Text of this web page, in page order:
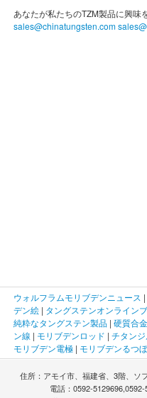
あなたが私たちのTZM製品に興味
sales@chinatungsten.com
ウォルフラムモリブデンニュース |
デン絵 | タングステンオンライン
純粋なタングステン製品 | 硬質合金
ン線 | モリブデンロッド | チタン
モリブデン電極 | モリブデンるつぼ
住所：アモイ市、福建省、3階、ソ
電話：0592-